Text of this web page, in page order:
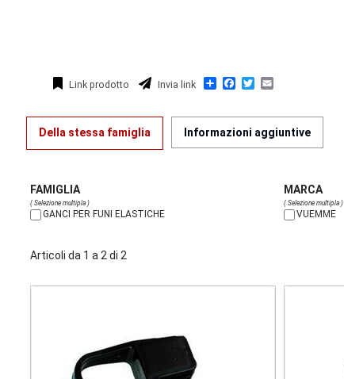
Link prodotto Invia link Condividi
Facebook
Twitter
Email
Della stessa famiglia Informazioni aggiuntive
FAMIGLIA
( Selezione multipla )
GANCI PER FUNI ELASTICHE
MARCA
( Selezione multipla )
VUEMME
Articoli da 1 a 2 di 2